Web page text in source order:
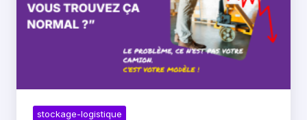
transport
stockage-logistique